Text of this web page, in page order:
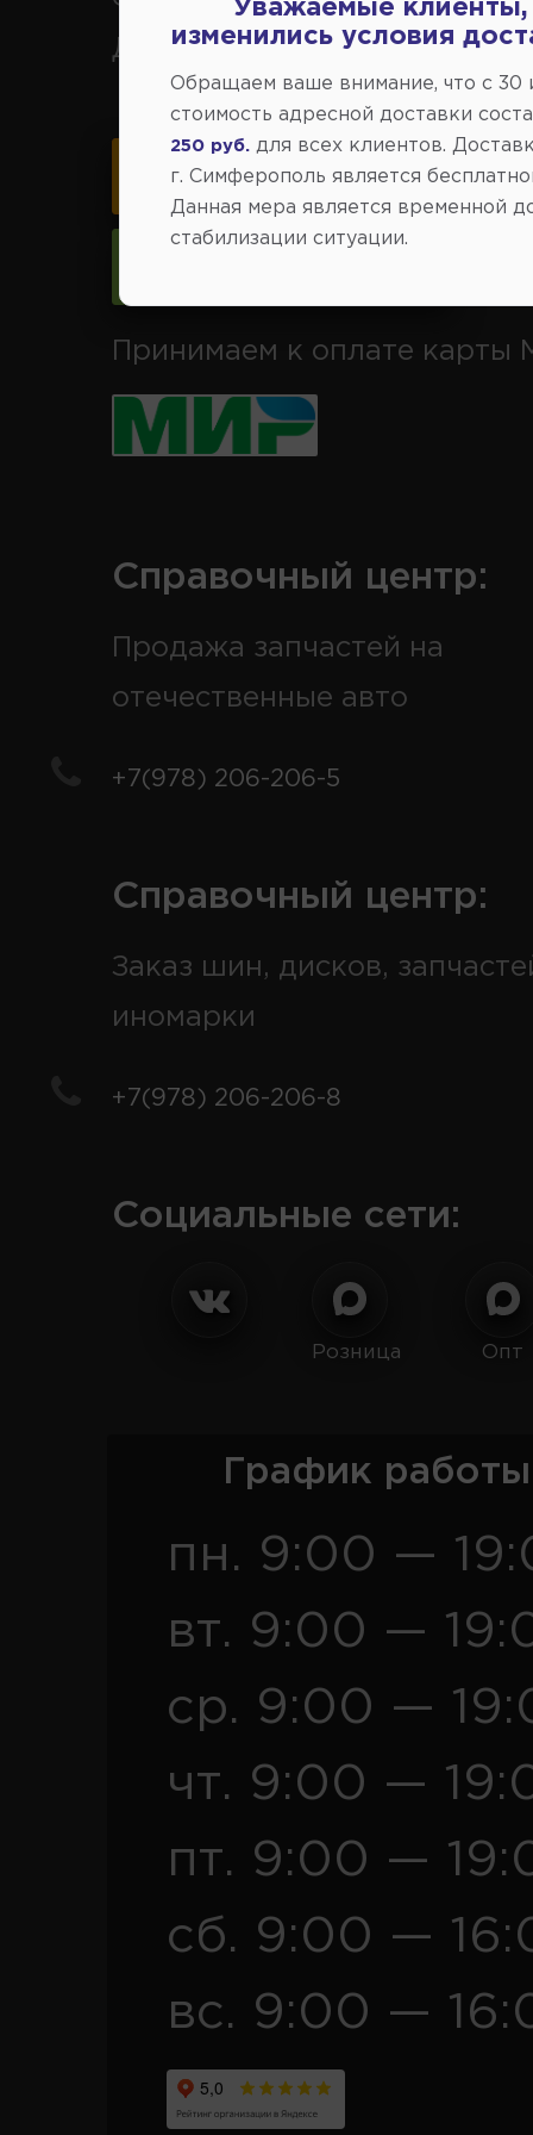
Джанкой.
Карта схема проезда
Принимаем к оплате карты
Справочный центр:
Продажа запчастей на
отечественные авто
+7(978) 206-206-5
Справочный центр:
Заказ шин, дисков,
иномарки
+7(978) 206-206-8
Социальные сети:
Розница Опт
График
пн. 9:00 —
вт. 9:00 —
ср. 9:00 —
чт. 9:00 —
пт. 9:00 —
сб. 9:00 —
вс. 9:00 —
Уважаемые клиенты,
изменились условия
Обращаем ваше внимание, что c 30
стоимость адресной доставки
250 руб. для всех клиентов.
г. Симферополь является
Данная мера является временной
стабилизации ситуации.